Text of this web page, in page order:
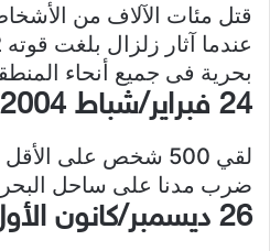
قتل مئات الآلاف من
بحرية فى جميع أنحاء
24 فبراير/شباط 2004
لقي 500 شخص على
ضرب مدنا على ساحل
26 ديسمبر/كانون الأول 2003